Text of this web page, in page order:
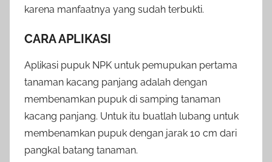
karena manfaatnya yang sudah terbukti.
CARA APLIKASI
Aplikasi pupuk NPK untuk pemupukan pertama
tanaman kacang panjang adalah dengan
membenamkan pupuk di samping tanaman
kacang panjang. Untuk itu buatlah lubang untuk
membenamkan pupuk dengan jarak 10 cm dari
pangkal batang tanaman.